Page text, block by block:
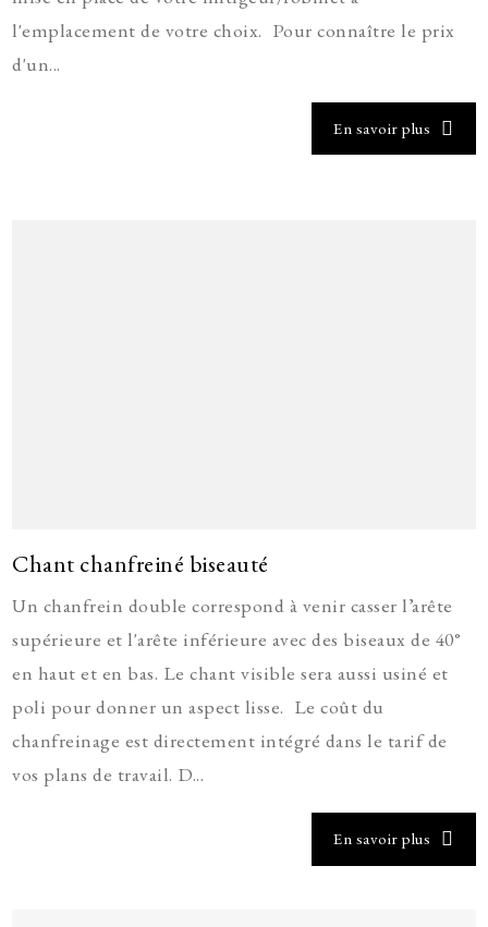
l'emplacement de votre choix. Pour connaître le prix
d'un...
En savoir plus
Chant chanfreiné biseauté
Un chanfrein double correspond à venir casser l’arête
supérieure et l'arête inférieure avec des biseaux de 40°
en haut et en bas. Le chant visible sera aussi usiné et
poli pour donner un aspect lisse. Le coût du
chanfreinage est directement intégré dans le tarif de
vos plans de travail. D...
En savoir plus